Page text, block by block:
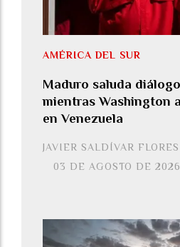
Maduro saluda
mientras Washington
en Venezuela
JAVIER SALDÍVAR FLORES
AMÉRICA DEL SUR
03 DE AGOSTO DE 2026